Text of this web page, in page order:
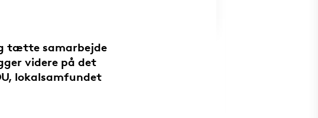
tætte samarbejde
videre på det
lokalsamfundet